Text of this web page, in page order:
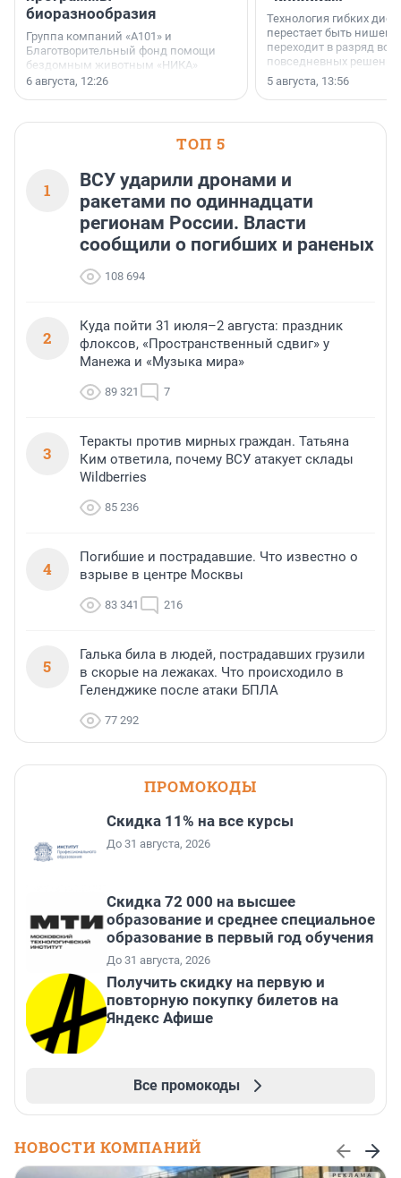
биоразнообразия
Группа компаний «А101» и
Благотворительный фонд помощи
бездомным животным «НИКА»
заключили соглашение о
6 августа, 12:26
Технология гибких
перестает быть
переходит в разряд
повседневных
5 августа, 13:56
ТОП 5
1
ВСУ ударили дронами и
ракетами по одиннадцати
регионам России. Власти
сообщили о погибших и раненых
108 694
2
Куда пойти 31 июля–2 августа: праздник
флоксов, «Пространственный сдвиг» у
Манежа и «Музыка мира»
89 321 7
3
Теракты против мирных граждан. Татьяна
Ким ответила, почему ВСУ атакует склады
Wildberries
85 236
4
Погибшие и пострадавшие. Что известно о
взрыве в центре Москвы
83 341 216
5
Галька била в людей, пострадавших грузили
в скорые на лежаках. Что происходило в
Геленджике после атаки БПЛА
77 292
ПРОМОКОДЫ
Скидка 11% на все курсы
До 31 августа, 2026
Скидка 72 000 на высшее
образование и среднее специальное
образование в первый год обучения
До 31 августа, 2026
Получить скидку на первую и
повторную покупку билетов на
Яндекс Афише
Все промокоды
НОВОСТИ КОМПАНИЙ